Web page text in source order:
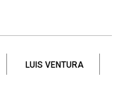
LUIS VENTURA